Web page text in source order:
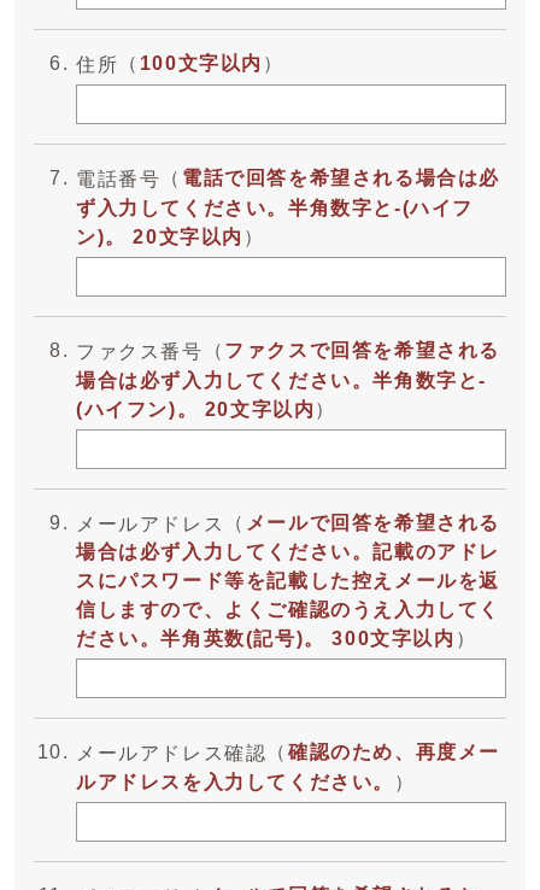
住所 （ 100文字以内 ）
電話番号 （ 電話で回答を希望される場合は必
ず入力してください。半角数字と-(ハイフ
ン)。 20文字以内 ）
ファクス番号 （ ファクスで回答を希望される
場合は必ず入力してください。半角数字と-
(ハイフン)。 20文字以内 ）
メールアドレス （ メールで回答を希望される
場合は必ず入力してください。記載のアドレ
スにパスワード等を記載した控えメールを返
信しますので、よくご確認のうえ入力してく
ださい。半角英数(記号)。 300文字以内 ）
メールアドレス確認 （確認のため、再度メー
ルアドレスを入力してください。
）